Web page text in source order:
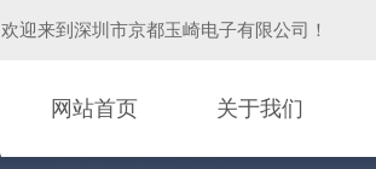
欢迎来到 深圳市京都玉崎电子有限公司 ！
网站首页 关于我们